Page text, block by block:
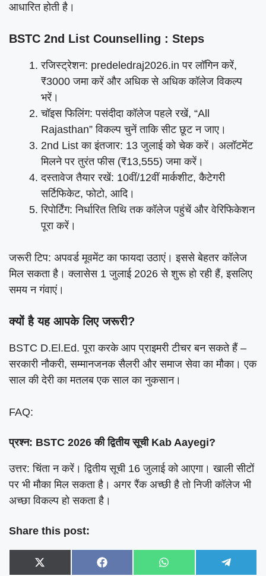
आधारित होती है।
BSTC 2nd List Counselling : Steps
रजिस्ट्रेशन: predeledraj2026.in पर लॉगिन करें,
₹3000 जमा करें और अधिक से अधिक कॉलेज विकल्प
भरें।
चॉइस फिलिंग: पसंदीदा कॉलेज पहले रखें, “All
Rajasthan” विकल्प चुनें ताकि सीट छूट न जाए।
2nd List का इंतजार: 13 जुलाई को चेक करें। अलॉटमेंट
मिलने पर तुरंत फीस (₹13,555) जमा करें।
दस्तावेज तैयार रखें: 10वीं/12वीं मार्कशीट, कैटेगरी
सर्टिफिकेट, फोटो, आदि।
रिपोर्टिंग: निर्धारित तिथि तक कॉलेज पहुंचें और वेरिफिकेशन
पूरा करें।
जरूरी टिप: अपवर्ड मूवमेंट का फायदा उठाएं। इससे बेहतर कॉलेज
मिल सकता है। क्लासेस 1 जुलाई 2026 से शुरू हो रही हैं, इसलिए
समय न गंवाएं।
क्यों है यह आपके लिए जरूरी?
BSTC D.El.Ed. पूरा करके आप प्राइमरी टीचर बन सकते हैं –
सरकारी नौकरी, सम्मानजनक सैलरी और समाज सेवा का मौका। एक
साल की देरी का मतलब एक साल का नुकसान।
FAQ:
प्रश्न: BSTC 2026 की द्वितीय सूची Kab Aayegi?
उत्तर: चिंता न करें। द्वितीय सूची 16 जुलाई को आएगा। खाली सीटों
पर भी मौका मिल सकता है। अगर रैंक अच्छी है तो निजी कॉलेज भी
अच्छा विकल्प हो सकता है।
Share this post:
Share
X
Share
F
Share
W
Share